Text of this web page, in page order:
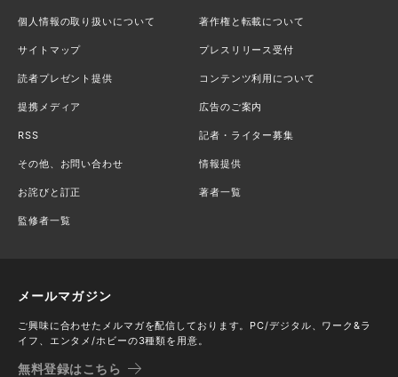
個人情報の取り扱いについて 著作権と転載について
サイトマップ プレスリリース受付
読者プレゼント提供 コンテンツ利用について
提携メディア 広告のご案内
RSS 記者・ライター募集
その他、お問い合わせ 情報提供
お詫びと訂正 著者一覧
監修者一覧
メールマガジン
ご興味に合わせたメルマガを配信しております。PC/デジタル、ワーク&ラ
イフ、エンタメ/ホビーの3種類を用意。
無料登録はこちら